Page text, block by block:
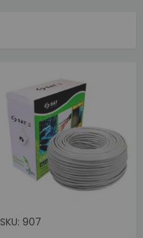
SKU: 907